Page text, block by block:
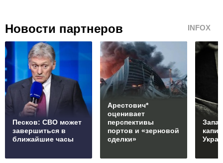
Новости партнеров INFOX
Песков: СВО может
завершиться в
ближайшие часы
Арестович*
оценивает
перспективы
портов и «зерновой
сделки»